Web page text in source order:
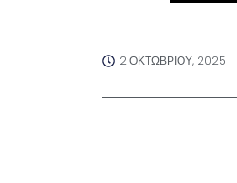
2 ΟΚΤΩΒΡΊΟΥ, 2025